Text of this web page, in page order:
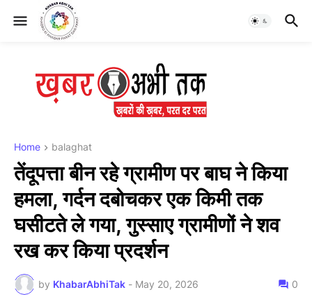
Home balaghat
तेंदूपत्ता बीन रहे ग्रामीण पर बाघ ने किया
हमला, गर्दन दबोचकर एक किमी तक
घसीटते ले गया, गुस्साए ग्रामीणों ने शव
रख कर किया प्रदर्शन
by KhabarAbhiTak - May 20, 2026 0